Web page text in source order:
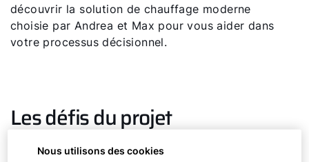
découvrir la solution de chauffage moderne
choisie par Andrea et Max pour vous aider dans
votre processus décisionnel.
Les défis du projet
Max et Andrea souhaitent un système
Nous utilisons des cookies